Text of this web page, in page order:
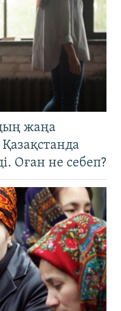
жаңа
Оған не себеп?